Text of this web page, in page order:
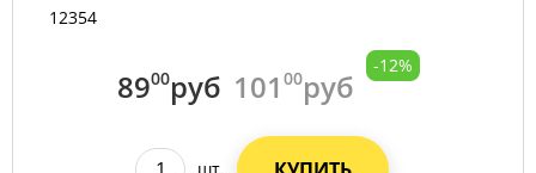
12354
8900руб 101 00руб
-12%